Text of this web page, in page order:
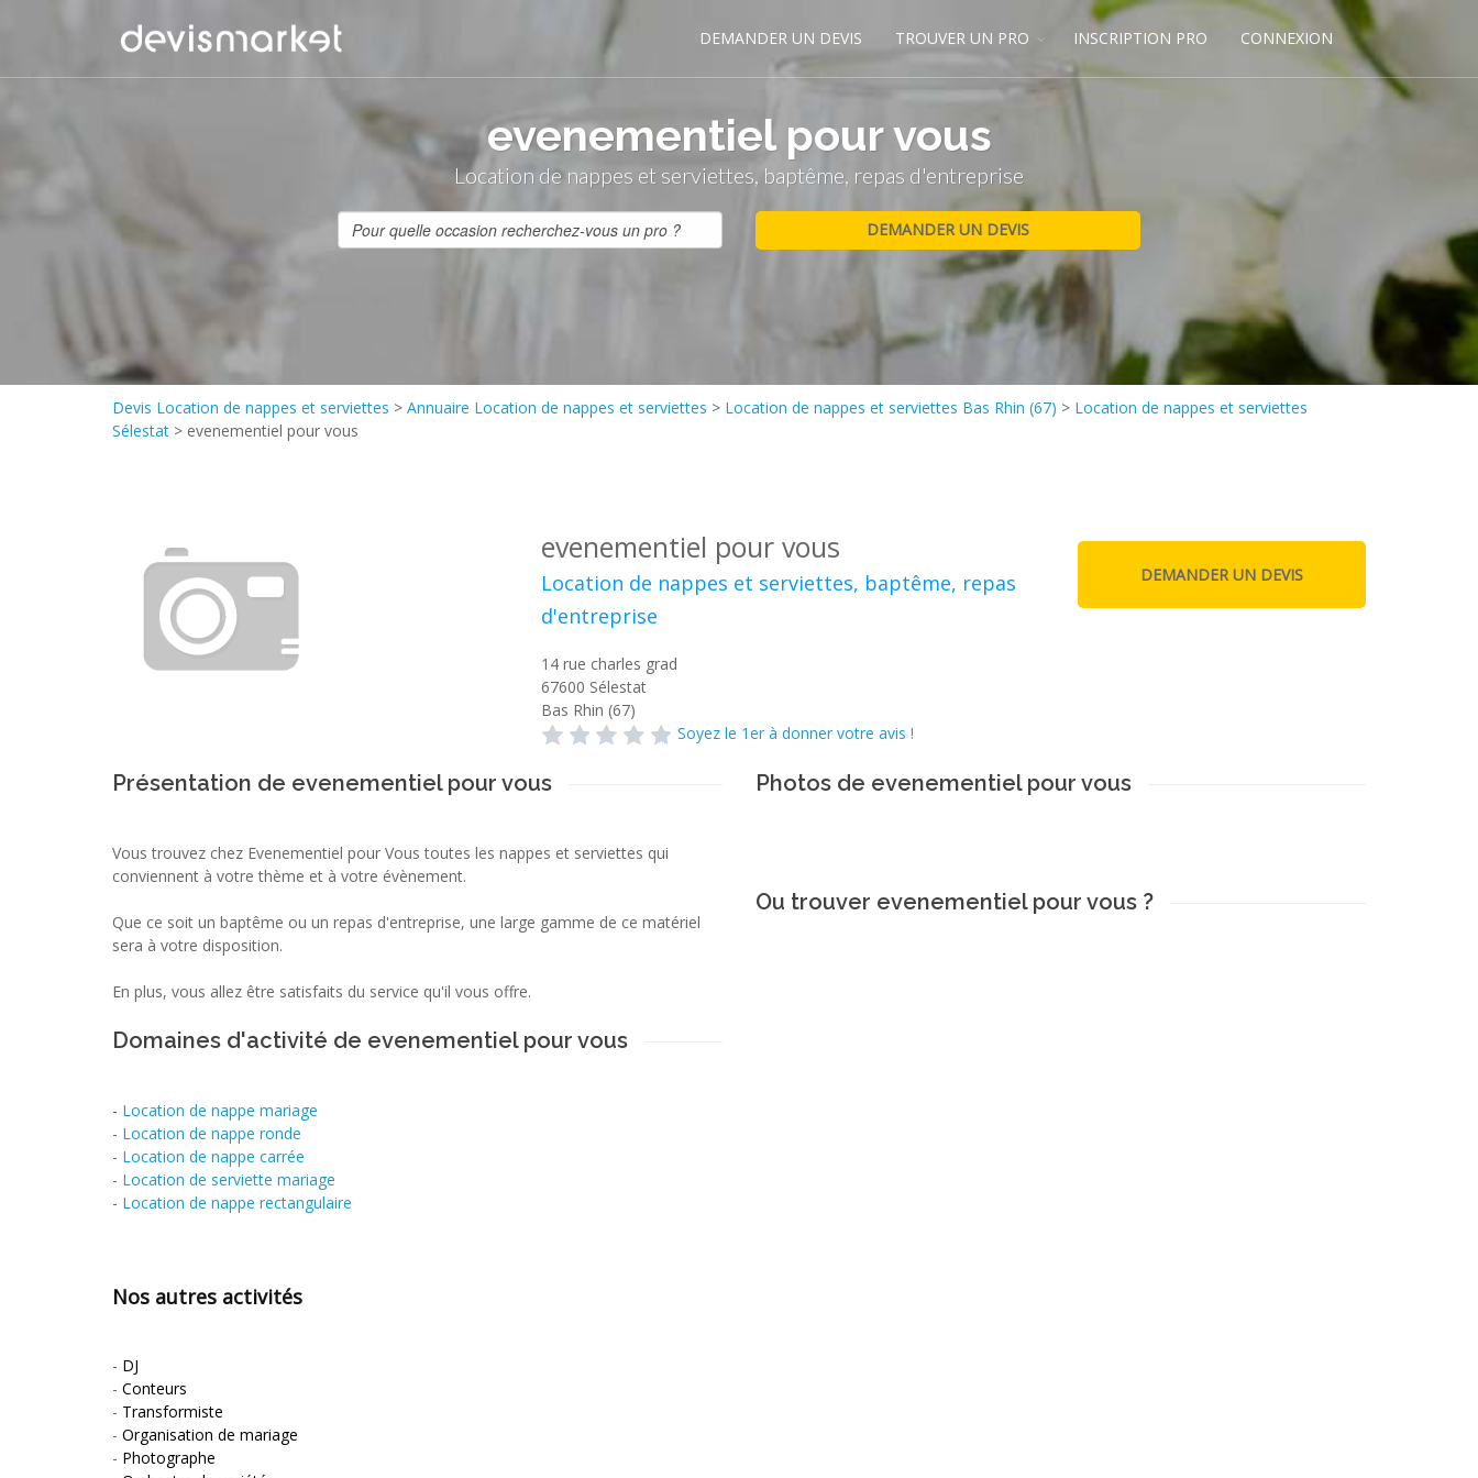
DEMANDER UN DEVIS TROUVER UN PRO INSCRIPTION PRO CONNEXION
evenementiel pour vous
Location de nappes et serviettes, baptême, repas d'entreprise
Devis Location de nappes et serviettes > Annuaire Location de nappes et serviettes > Location de nappes et serviettes Bas Rhin (67) > Location de nappes et serviettes
Sélestat > evenementiel pour vous
evenementiel pour vous
Location de nappes et serviettes, baptême, repas
d'entreprise
14 rue charles grad
67600 Sélestat
Bas Rhin (67)
Soyez le 1er à donner votre avis !
Présentation de evenementiel pour vous
Vous trouvez chez Evenementiel pour Vous toutes les nappes et serviettes qui
conviennent à votre thème et à votre évènement.
Que ce soit un baptême ou un repas d'entreprise, une large gamme de ce matériel
sera à votre disposition.
En plus, vous allez être satisfaits du service qu'il vous offre.
Domaines d'activité de evenementiel pour vous
- Location de nappe mariage
- Location de nappe ronde
- Location de nappe carrée
- Location de serviette mariage
- Location de nappe rectangulaire
Nos autres activités
- DJ
- Conteurs
- Transformiste
- Organisation de mariage
- Photographe
Photos de evenementiel pour vous
Ou trouver evenementiel pour vous ?